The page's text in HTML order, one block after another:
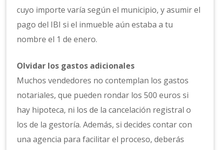
cuyo importe varía según el municipio, y asumir el
pago del IBI si el inmueble aún estaba a tu
nombre el 1 de enero.
Olvidar los gastos adicionales
Muchos vendedores no contemplan los gastos
notariales, que pueden rondar los 500 euros si
hay hipoteca, ni los de la cancelación registral o
los de la gestoría. Además, si decides contar con
una agencia para facilitar el proceso, deberás